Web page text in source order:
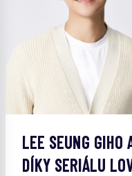
LEE SEUNG GIHO
DÍKY SERIÁLU